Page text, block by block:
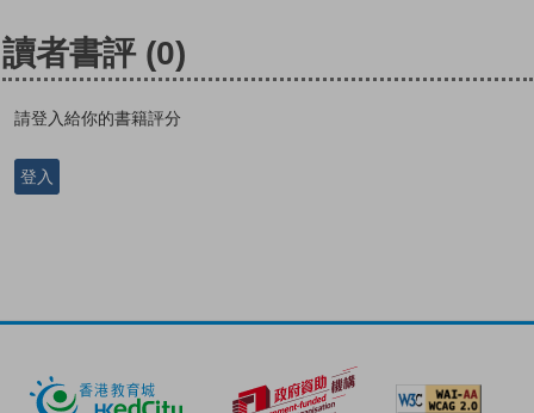
讀者書評 (0)
請登入給你的書籍評分
登入